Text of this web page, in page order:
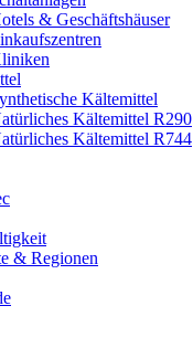
& Geschäftshäuser
Kältemittel
Kältemittel R290
Kältemittel R744
& Regionen